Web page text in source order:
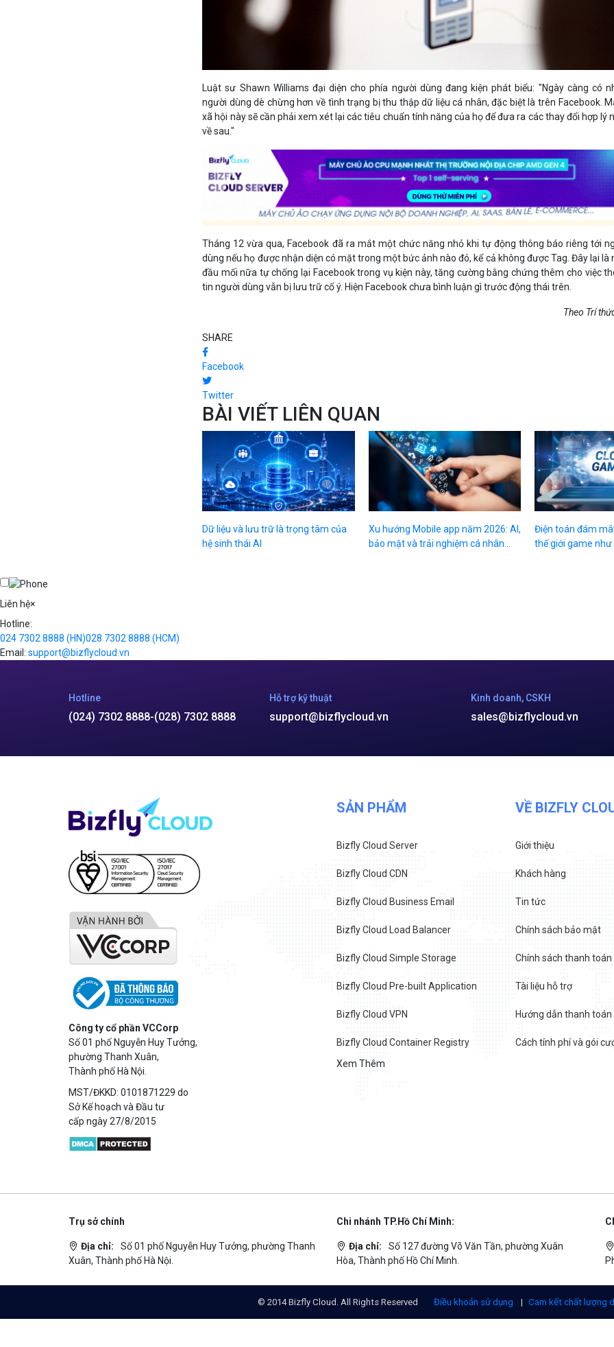
Luật sư Shawn Williams đại diện cho phía người dùng đang kiện phát biểu: "Ngày càng có
người dùng dè chừng hơn về tình trạng bị thu thập dữ liệu cá nhân, đặc biệt là trên Facebook.
xã hội này sẽ cần phải xem xét lại các tiêu chuẩn tính năng của họ để đưa ra các thay đổi hợp lý
về sau."
Tháng 12 vừa qua, Facebook đã ra mắt một chức năng nhỏ khi tự động thông báo riêng tới
dùng nếu họ được nhận diện có mặt trong một bức ảnh nào đó, kể cả không được Tag. Đây lại là
đầu mối nữa tự chống lại Facebook trong vụ kiện này, tăng cường bằng chứng thêm cho việc
tin người dùng vẫn bị lưu trữ cố ý. Hiện Facebook chưa bình luận gì trước động thái trên.
Theo Trí
SHARE
Facebook
Twitter
BÀI VIẾT LIÊN QUAN
Dữ liệu và lưu trữ là trọng tâm của
hệ sinh thái AI
Xu hướng Mobile app năm 2026: AI,
bảo mật và trải nghiệm cá nhân...
Điện toán đám
thế giới game như
Liên hệ×
Hotline:
024 7302 8888 (HN)028 7302 8888 (HCM)
Email: support@bizflycloud.vn
Hotline
(024) 7302 8888-(028) 7302 8888
Hỗ trợ kỹ thuật
support@bizflycloud.vn
Kinh doanh, CSKH
sales@bizflycloud.vn
Công ty cổ phần VCCorp
Số 01 phố Nguyễn Huy Tưởng,
phường Thanh Xuân,
Thành phố Hà Nội.
MST/ĐKKD: 0101871229 do
Sở Kế hoạch và Đầu tư
cấp ngày 27/8/2015
SẢN PHẨM
Bizfly Cloud Server
Bizfly Cloud CDN
Bizfly Cloud Business Email
Bizfly Cloud Load Balancer
Bizfly Cloud Simple Storage
Bizfly Cloud Pre-built Application
Bizfly Cloud VPN
Bizfly Cloud Container Registry
Xem Thêm
VỀ BIZFLY
Giới thiệu
Khách hàng
Tin tức
Chính sách bảo mật
Chính sách thanh toán
Tài liệu hỗ trợ
Hướng dẫn thanh toán
Cách tính phí và gói
Trụ sở chính
Địa chỉ:
Số 01 phố Nguyễn Huy Tưởng, phường Thanh
Xuân, Thành phố Hà Nội.
Chi nhánh TP.Hồ Chí Minh:
Địa chỉ:
Số 127 đường Võ Văn Tần, phường Xuân
Hòa, Thành phố Hồ Chí Minh.
© 2014 Bizfly Cloud. All Rights Reserved Điều khoản sử dụng | Cam kết chất lượng